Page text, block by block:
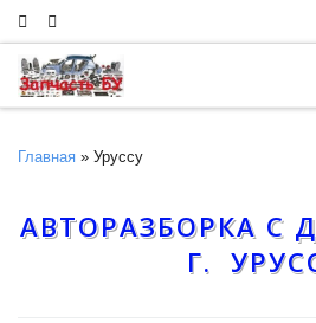
Skip to content
Главная » Уруссу
АВТОРАЗБОРКА С
Г.